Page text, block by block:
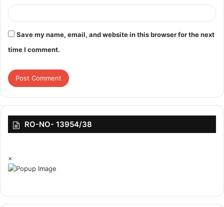
Save my name, email, and website in this browser for the next
time I comment.
RO-NO- 13954/38
×